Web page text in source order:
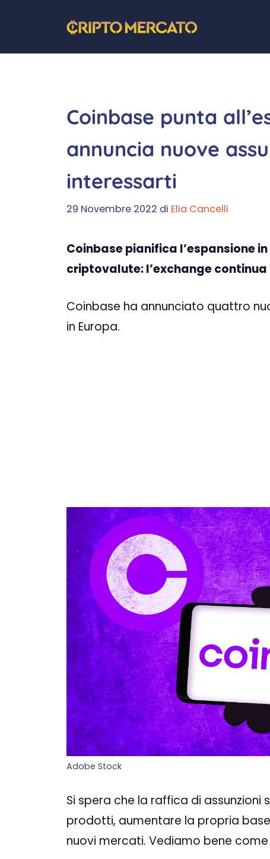
contenuto
Coinbase punta
annuncia nuove
interessarti
29 Novembre 2022 di Elia Cancelli
Coinbase pianifica l’espansione
criptovalute: l’exchange
Coinbase ha annunciato quattro
in Europa.
Adobe Stock
Si spera che la raffica di assunzioni
prodotti, aumentare la propria
nuovi mercati. Vediamo bene